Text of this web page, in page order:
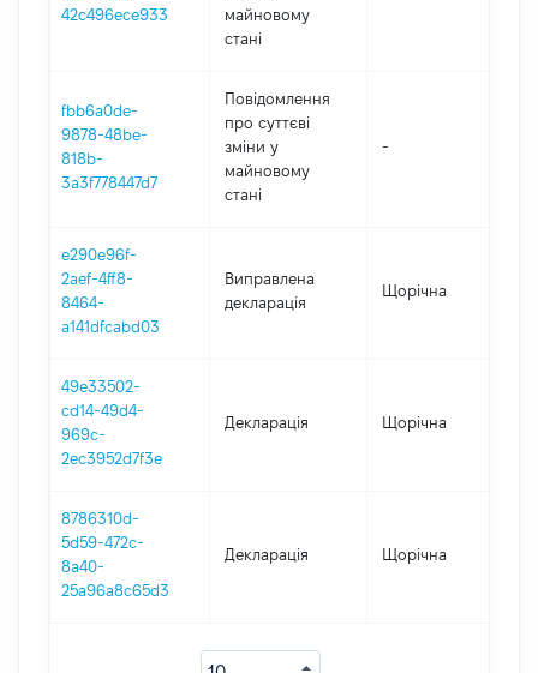
42c496ece933
майновому
стані
fbb6a0de-
9878-48be-
818b-
3a3f778447d7
Повідомлення
про суттєві
зміни y
майновому
стані
-
e290e96f-
2aef-4ff8-
8464-
a141dfcabd03
Виправлена
декларація
Щорічна
49e33502-
cd14-49d4-
969c-
2ec3952d7f3e
Декларація Щорічна
8786310d-
5d59-472c-
8a40-
25a96a8c65d3
Декларація Щорічна